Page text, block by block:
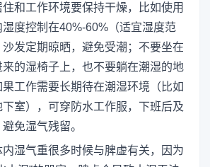
和工作环境要保持干燥，比如使用
湿度控制在40%-60%（适宜湿度范
沙发定期晾晒，避免受潮；不要坐在
来的湿椅子上，也不要躺在潮湿的地
工作需要长期待在潮湿环境（比如
室），可穿防水工作服，下班后及
免湿气残留。
湿气重很多时候与脾虚有关，因为